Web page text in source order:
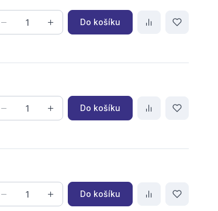
Do košíku
Do košíku
Do košíku